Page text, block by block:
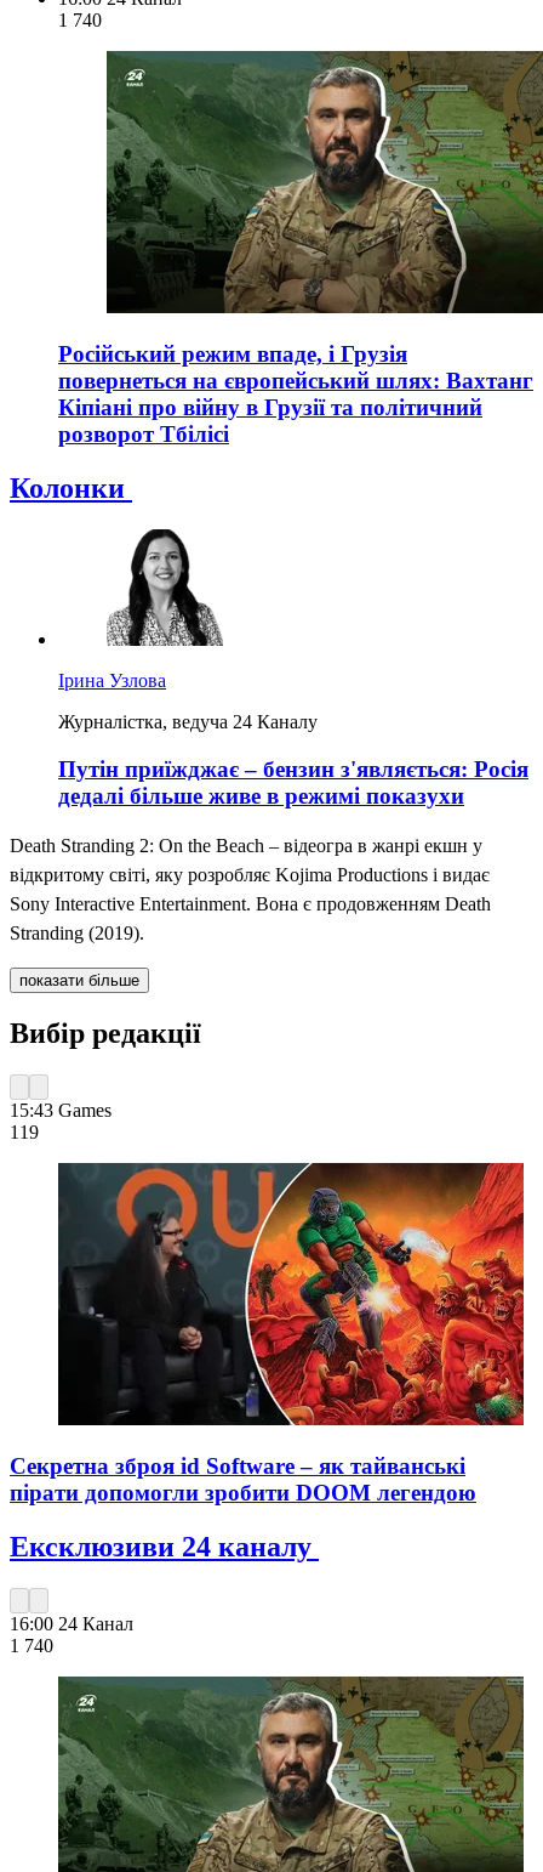
1 740
Російський режим впаде, і Грузія
повернеться на європейський шлях: Вахтанг
Кіпіані про війну в Грузії та політичний
розворот Тбілісі
Колонки
Ірина Узлова
Журналістка, ведуча 24 Каналу
Путін приїжджає – бензин з'являється: Росія
дедалі більше живе в режимі показухи
Death Stranding 2: On the Beach – відеогра в жанрі екшн у
відкритому світі, яку розробляє Kojima Productions і видає
Sony Interactive Entertainment. Вона є продовженням Death
Stranding (2019).
показати більше
Вибір редакції
15:43 Games
119
Секретна зброя id Software – як тайванські
пірати допомогли зробити DOOM легендою
Ексклюзиви 24 каналу
16:00 24 Канал
1 740